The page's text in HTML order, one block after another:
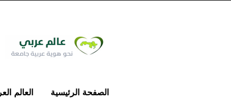
الصفحة الرئيسية العالم